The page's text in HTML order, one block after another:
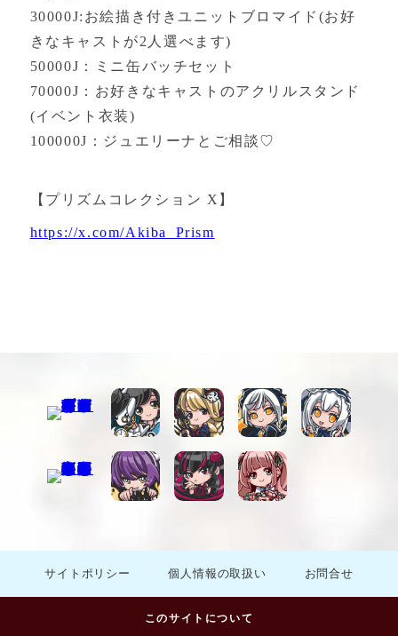
30000J:お絵描き付きユニットブロマイド(お好
きなキャストが2人選べます)
50000J：ミニ缶バッチセット
70000J：お好きなキャストのアクリルスタンド
(イベント衣装)
100000J：ジュエリーナとご相談♡
【プリズムコレクション X】
https://x.com/Akiba_Prism
サイトポリシー 個人情報の取扱い お問合せ
このサイトについて